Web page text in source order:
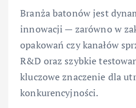
Branża batonów jest
innowacji — zarówno w
opakowań czy kanałów
R&D oraz szybkie
kluczowe znaczenie dla
konkurencyjności.